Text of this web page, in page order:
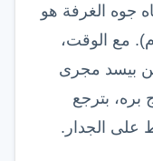
جوه الغرفة هو
مع الوقت،
بيسد مجرى
بره، بترجع
على الجدار.